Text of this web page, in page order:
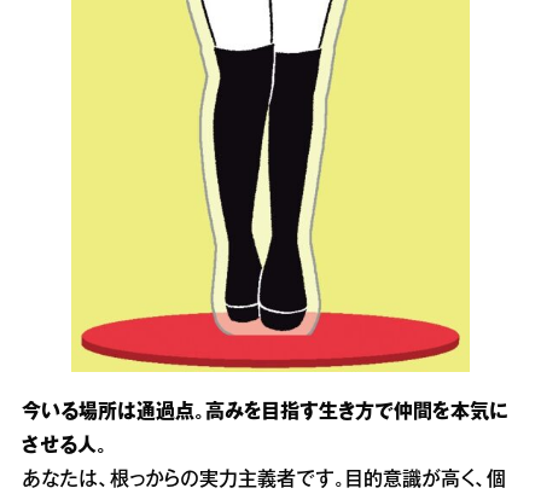
今いる場所は通過点。高みを目指す生き方で仲間を本気に
させる人。
あなたは、根っからの実力主義者です。目的意識が高く、個